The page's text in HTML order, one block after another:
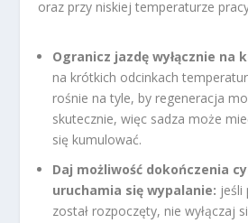
oraz przy niskiej temperaturze
Ogranicz jazdę wyłącznie na
na krótkich odcinkach
rośnie na tyle, by regeneracja
skutecznie, więc sadza może
się kumulować.
Daj możliwość dokończenia
uruchamia się wypalanie: jeśli
został rozpoczęty, nie wyłączaj